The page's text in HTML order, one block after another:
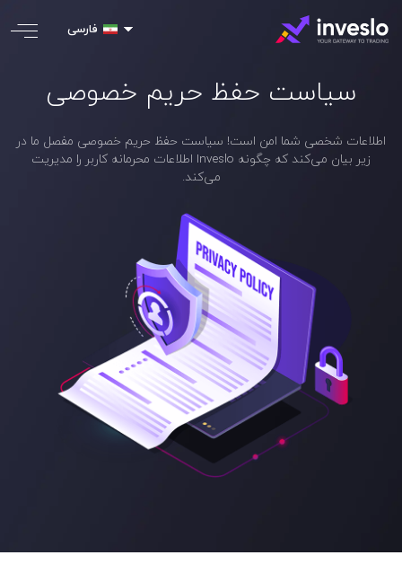
فارسی
سیاست حفظ حریم خصوصی
اطلاعات شخصی شما امن است! سیاست حفظ حریم خصوصی مفصل ما در
زیر بیان می‌کند که چگونه Inveslo اطلاعات محرمانه کاربر را مدیریت
می‌کند.